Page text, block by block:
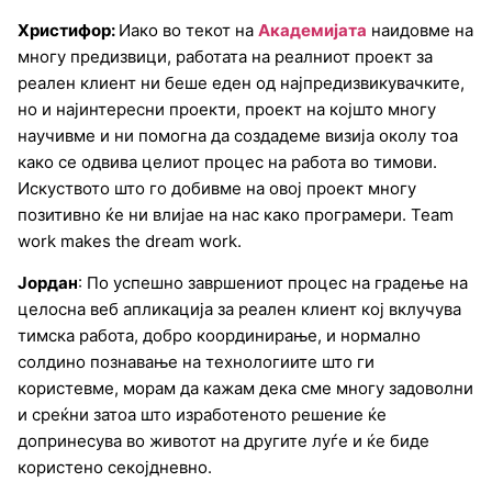
Христифор: Иако во текот на Академијата наидовме на
многу предизвици, работата на реалниот проект за
реален клиент ни беше еден од најпредизвикувачките,
но и најинтересни проекти, проект на којшто многу
научивме и ни помогна да создадеме визија околу тоа
како се одвива целиот процес на работа во тимови.
Искуството што го добивме на овој проект многу
позитивно ќе ни влијае на нас како програмери. Team
work makes the dream work.
Јордан: По успешно завршениот процес на градење на
целосна веб апликација за реален клиент кој вклучува
тимска работа, добро координирање, и нормално
солдино познавање на технологиите што ги
користевме, морам да кажам дека сме многу задоволни
и среќни затоа што изработеното решение ќе
допринесува во животот на другите луѓе и ќе биде
користено секојдневно.